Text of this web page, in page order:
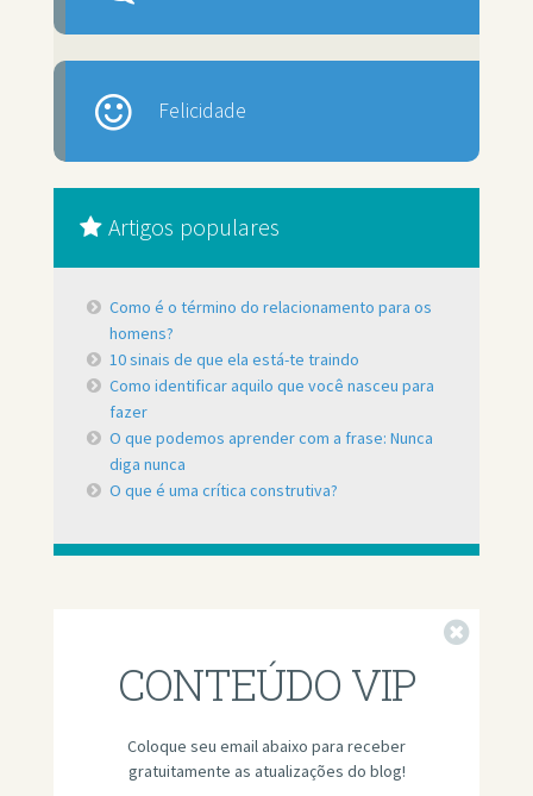
Felicidade
Artigos populares
Como é o término do relacionamento para os
homens?
10 sinais de que ela está-te traindo
Como identificar aquilo que você nasceu para
fazer
O que podemos aprender com a frase: Nunca
diga nunca
O que é uma crítica construtiva?
CONTEÚDO VIP
Coloque seu email abaixo para receber
gratuitamente as atualizações do blog!